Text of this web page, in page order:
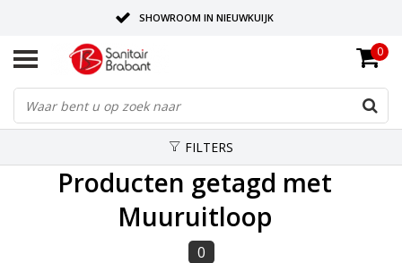
SHOWROOM IN NIEUWKUIJK
BEZORGING OP AFSPRAAK
LEVERING EN REALISATIE ONDER EEN DAK!
0
FILTERS
Producten getagd met
Muuruitloop
0